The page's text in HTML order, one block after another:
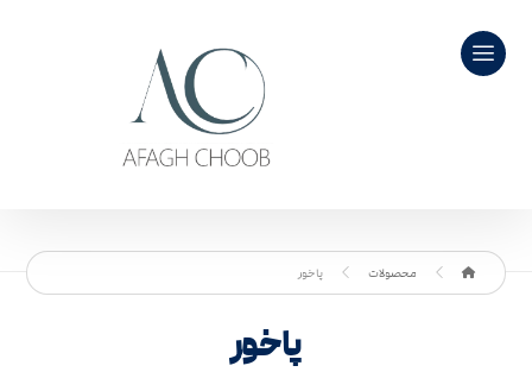
محصولات پاخور
پاخور